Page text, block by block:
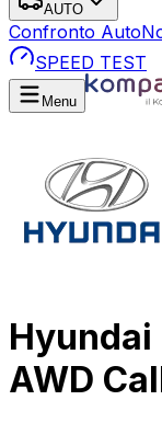
AUTO
Confronto Auto
SPEED TEST
Menu
Hyundai
AWD